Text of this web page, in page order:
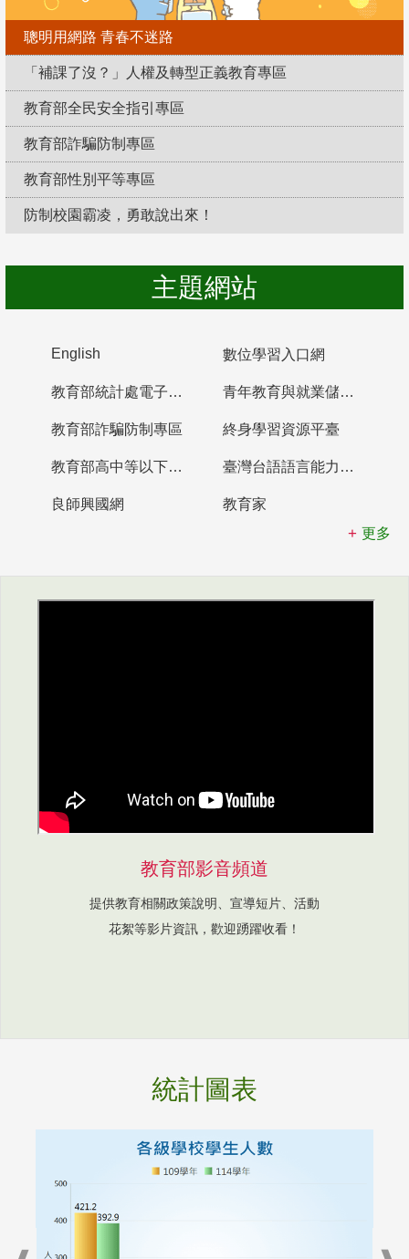
聰明用網路 青春不迷路
「補課了沒？」人權及轉型正義教育專區
教育部全民安全指引專區
教育部詐騙防制專區
教育部性別平等專區
防制校園霸凌，勇敢說出來！
主題網站
English 數位學習入口網
教育部統計處電子書櫃 青年教育與就業儲蓄帳戶
教育部詐騙防制專區 終身學習資源平臺
教育部高中等以下學校及幼兒園教師資格檢定考試 臺灣台語語言能力認證網站
良師興國網
教育家
更多
教育部影音頻道
提供教育相關政策說明、宣導短片、活動
花絮等影片資訊，歡迎踴躍收看！
統計圖表